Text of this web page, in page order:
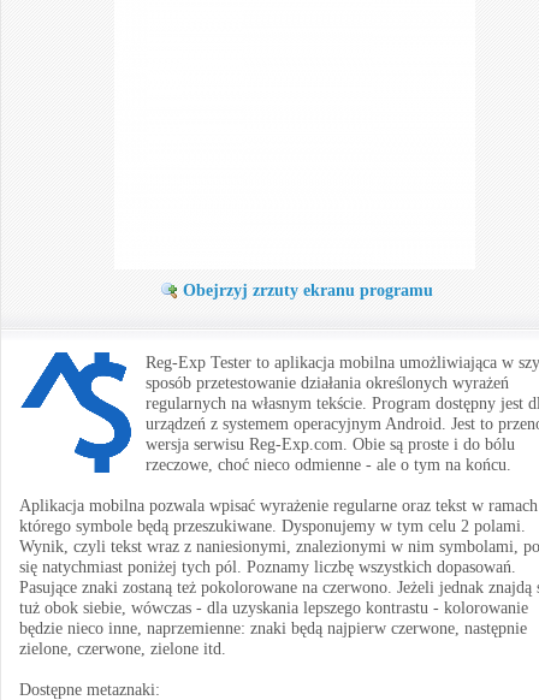
Obejrzyj zrzuty ekranu programu
Reg-Exp Tester to aplikacja mobilna umożliwiająca w
sposób przetestowanie działania określonych wyrażeń
regularnych na własnym tekście. Program dostępny jest
urządzeń z systemem operacyjnym Android. Jest to
wersja serwisu Reg-Exp.com. Obie są proste i do bólu
rzeczowe, choć nieco odmienne - ale o tym na końcu.
Aplikacja mobilna pozwala wpisać wyrażenie regularne oraz tekst w ramach
którego symbole będą przeszukiwane. Dysponujemy w tym celu 2 polami.
Wynik, czyli tekst wraz z naniesionymi, znalezionymi w nim symbolami,
się natychmiast poniżej tych pól. Poznamy liczbę wszystkich dopasowań.
Pasujące znaki zostaną też pokolorowane na czerwono. Jeżeli jednak znajdą
tuż obok siebie, wówczas - dla uzyskania lepszego kontrastu - kolorowanie
będzie nieco inne, naprzemienne: znaki będą najpierw czerwone, następnie
zielone, czerwone, zielone itd.
Dostępne metaznaki: